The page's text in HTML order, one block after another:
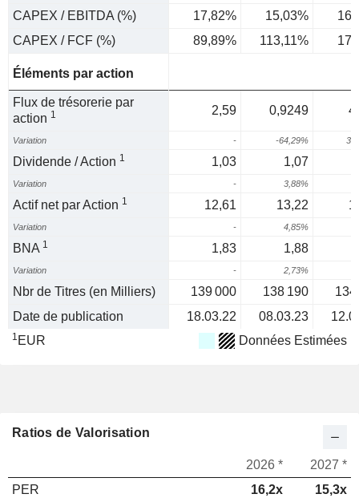
CAPEX / EBITDA (%)
17,82% 15,03%
CAPEX / FCF (%)
89,89% 113,11%
Éléments par action
Flux de trésorerie par
action 1 2,59 0,9249
Variation - -64,29%
Dividende / Action 1 1,03 1,07
Variation - 3,88%
Actif net par Action 1 12,61 13,22
Variation - 4,85%
BNA 1 1,83 1,88
Variation - 2,73%
Nbr de Titres (en Milliers) 139 000 138 190
134
Date de publication
18.03.22 08.03.23
1 EUR Données Estimées
Ratios de Valorisation
2026 *
2027 *
PER
16,2x 15,3x